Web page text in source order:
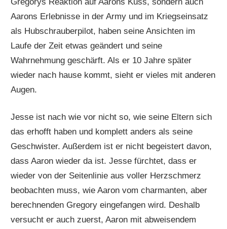
Aarons Erlebnisse in der Army und im Kriegseinsatz
als Hubschrauberpilot, haben seine Ansichten im
Laufe der Zeit etwas geändert und seine
Wahrnehmung geschärft. Als er 10 Jahre später
wieder nach hause kommt, sieht er vieles mit anderen
Augen.
Jesse ist nach wie vor nicht so, wie seine Eltern sich
das erhofft haben und komplett anders als seine
Geschwister. Außerdem ist er nicht begeistert davon,
dass Aaron wieder da ist. Jesse fürchtet, dass er
wieder von der Seitenlinie aus voller Herzschmerz
beobachten muss, wie Aaron vom charmanten, aber
berechnenden Gregory eingefangen wird. Deshalb
versucht er auch zuerst, Aaron mit abweisendem